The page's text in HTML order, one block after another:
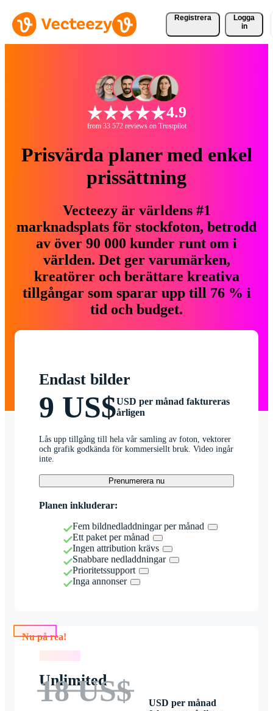
Registrera
Logga
in
4.9
from 33 572 reviews on Trustpilot
Prisvärda planer med enkel
prissättning
Vecteezy är världens #1
marknadsplats för stockfoton, betrodd
av över 90 000 kunder runt om i
världen. Det ger varumärken,
kreatörer och berättare kreativa
tillgångar som sparar upp till 76 % i
tid och budget.
Endast bilder
9 US$USD per månad faktureras
årligen
Lås upp tillgång till hela vår samling av foton, vektorer
och grafik godkända för kommersiellt bruk. Video ingår
inte.
Prenumerera nu
Planen inkluderar:
Fem bildnedladdningar per månad
Ett paket per månad
Ingen attribution krävs
Snabbare nedladdningar
Prioritetssupport
Inga annonser
Nu på rea!
Unlimited
18 US$
USD per månad